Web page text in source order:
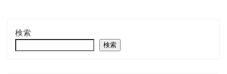
検索
検索